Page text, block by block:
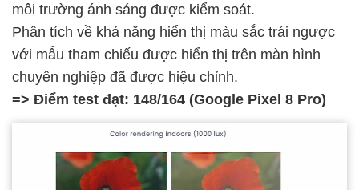
môi trường ánh sáng được kiểm soát.
Phân tích về khả năng hiển thị màu sắc trái ngược
với mẫu tham chiếu được hiển thị trên màn hình
chuyên nghiệp đã được hiệu chỉnh.
=> Điểm test đạt: 148/164 (Google Pixel 8 Pro)